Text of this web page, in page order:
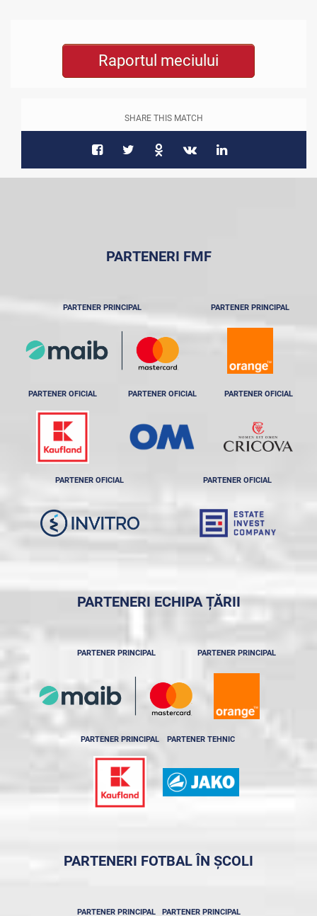
Raportul meciului
SHARE THIS MATCH
PARTENERI FMF
PARTENER PRINCIPAL PARTENER PRINCIPAL
PARTENER OFICIAL PARTENER OFICIAL PARTENER OFICIAL
PARTENER OFICIAL PARTENER OFICIAL
PARTENERI ECHIPA ȚĂRII
PARTENER PRINCIPAL PARTENER PRINCIPAL
PARTENER PRINCIPAL PARTENER TEHNIC
PARTENERI FOTBAL ÎN ȘCOLI
PARTENER PRINCIPAL PARTENER PRINCIPAL